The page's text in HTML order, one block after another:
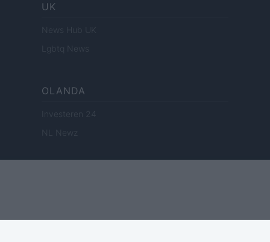
UK
News Hub UK
Lgbtq News
OLANDA
Investeren 24
NL Newz